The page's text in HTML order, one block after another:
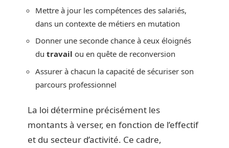
Mettre à jour les compétences des salariés,
dans un contexte de métiers en mutation
Donner une seconde chance à ceux éloignés
du travail ou en quête de reconversion
Assurer à chacun la capacité de sécuriser son
parcours professionnel
La loi détermine précisément les
montants à verser, en fonction de l’effectif
et du secteur d’activité. Ce cadre,